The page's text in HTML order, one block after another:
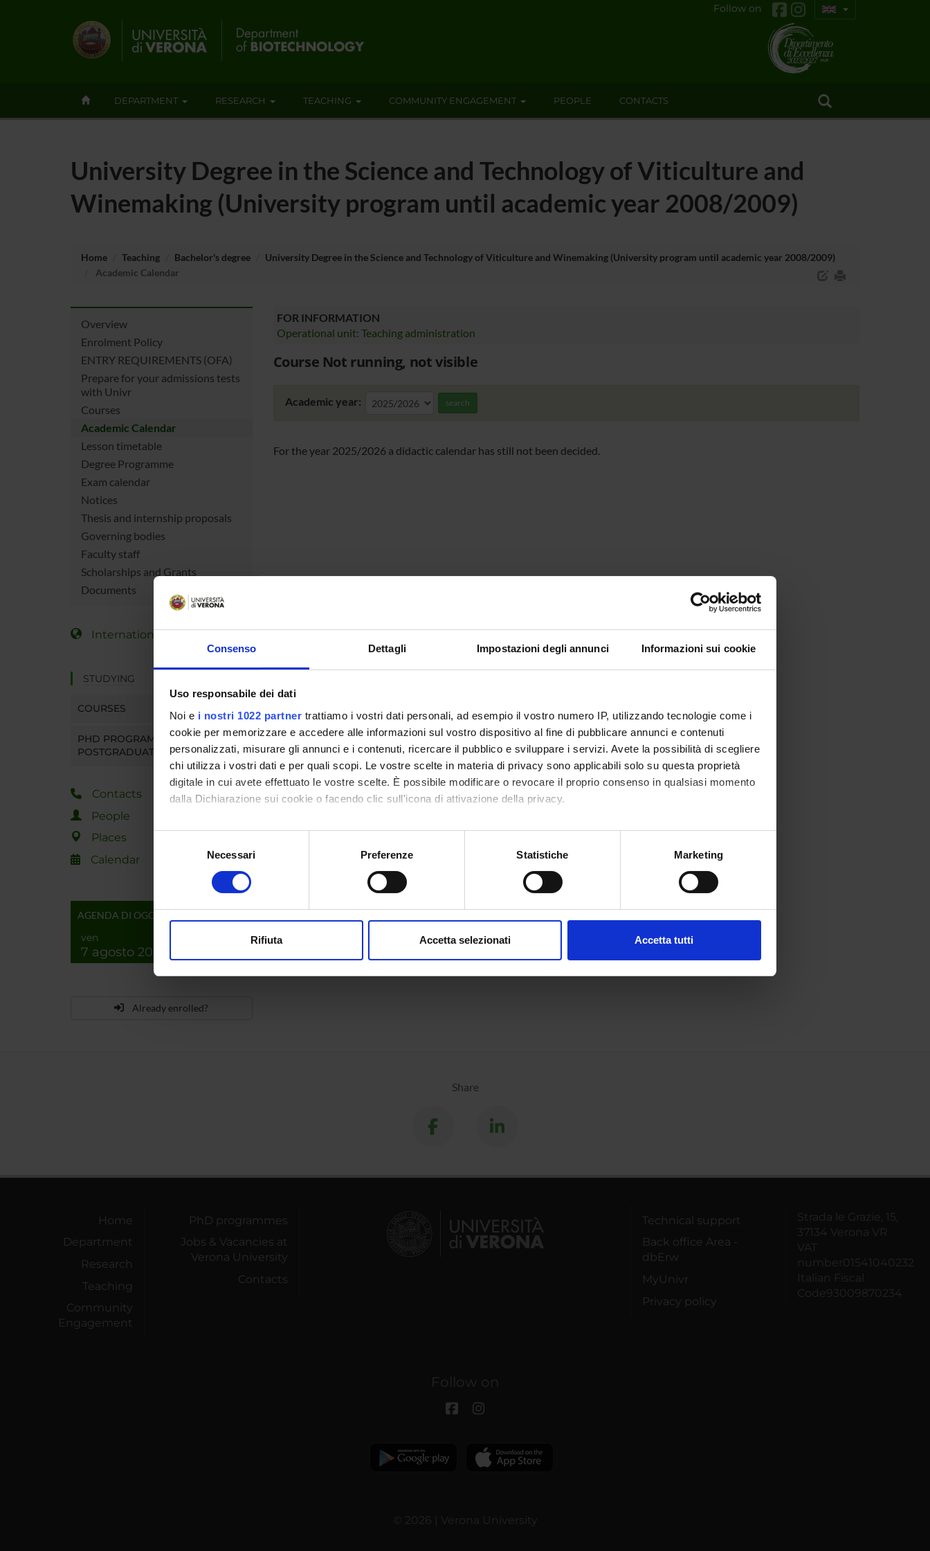
Consenso Dettagli Impostazioni degli annunci Informazioni sui cookie
Uso responsabile dei dati
Noi e i nostri 1022 partner trattiamo i vostri dati personali, ad esempio il vostro numero IP, utilizzando tecnologie come i
cookie per memorizzare e accedere alle informazioni sul vostro dispositivo al fine di pubblicare annunci e contenuti
personalizzati, misurare gli annunci e i contenuti, ricercare il pubblico e sviluppare i servizi. Avete la possibilità di scegliere
chi utilizza i vostri dati e per quali scopi. Le vostre scelte in materia di privacy sono applicabili solo su questa proprietà
digitale in cui avete effettuato le vostre scelte. È possibile modificare o revocare il proprio consenso in qualsiasi momento
dalla Dichiarazione sui cookie o facendo clic sull'icona di attivazione della privacy.
Con il tuo consenso, vorremmo anche:
raccogliere informazioni sulla tua posizione geografica, con un'approssimazione di qualche metro,
digitali).
modificare o ritirare il tuo consenso in qualsiasi momento dalla Dichiarazione sui cookie.
che hanno raccolto dal tuo utilizzo dei loro servizi.
Necessari Preferenze Statistiche Marketing
Rifiuta Accetta selezionati Accetta tutti
Follow on
DEPARTMENT RESEARCH TEACHING COMMUNITY ENGAGEMENT PEOPLE CONTACTS
University Degree in the Science and Technology of Viticulture and
Winemaking (University program until academic year 2008/2009)
Home Teaching Bachelor's degree
University Degree in the Science and Technology of Viticulture and Winemaking (University program until academic year 2008/2009)
Academic Calendar
Overview
Enrolment Policy
ENTRY REQUIREMENTS (OFA)
Prepare for your admissions tests
with Univr
Courses
Academic Calendar
Lesson timetable
Degree Programme
Exam calendar
Notices
Thesis and internship proposals
Governing bodies
Faculty staff
Scholarships and Grants
Documents
International Students
STUDYING
COURSES
PHD PROGRAMMES AND
POSTGRADUATE TRAINING
Contacts
People
Places
Calendar
AGENDA DI OGGI
ven
7 agosto 2026
Already enrolled?
FOR INFORMATION
Operational unit: Teaching administration
Course Not running, not visible
Academic year: search
For the year 2025/2026 a didactic calendar has still not been decided.
Share
Home
Department
Research
Teaching
Community
Engagement
PhD programmes
Jobs & Vacancies at
Verona University
Contacts
Technical support
Back office Area -
dbErw
MyUnivr
Privacy policy
Strada le Grazie, 15,
37134 Verona VR
VAT
number01541040232
Italian Fiscal
Code93009870234
Follow on
© 2026 | Verona University